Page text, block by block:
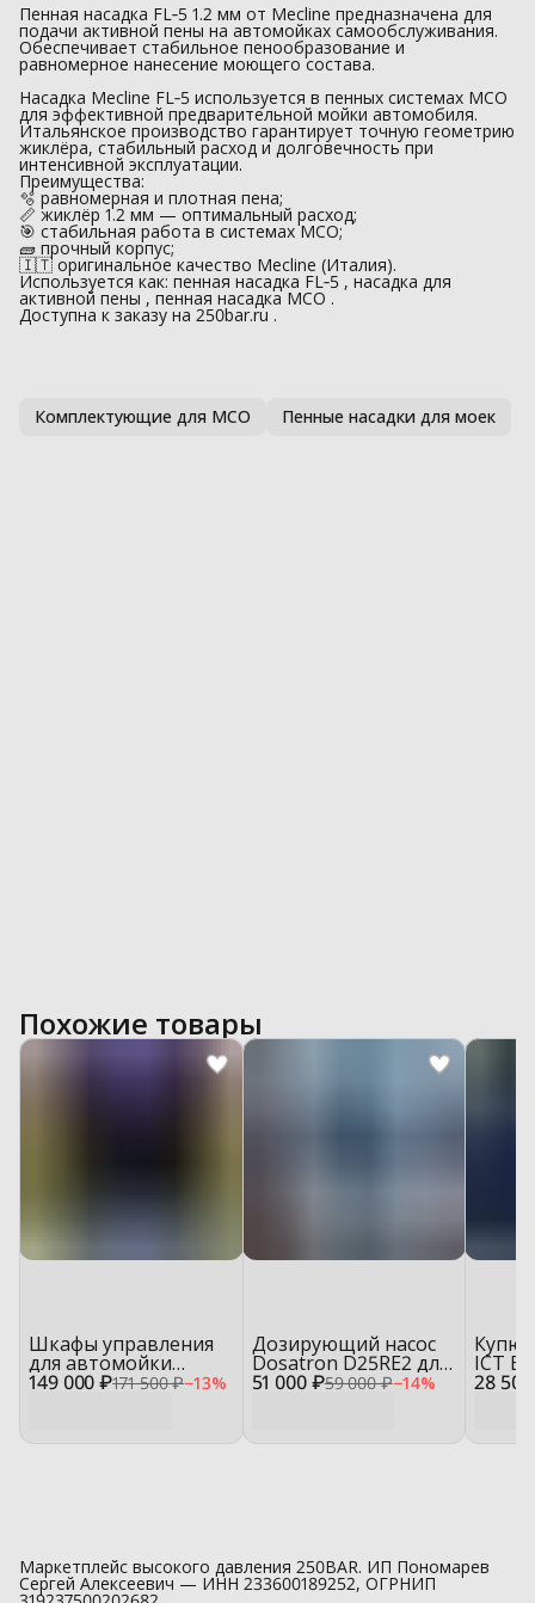
Пенная насадка FL‑5 1.2 мм от Mecline предназначена для
подачи активной пены на автомойках самообслуживания.
Обеспечивает стабильное пенообразование и
равномерное нанесение моющего состава.
Насадка Mecline FL‑5 используется в пенных системах МСО
для эффективной предварительной мойки автомобиля.
Итальянское производство гарантирует точную геометрию
жиклёра, стабильный расход и долговечность при
интенсивной эксплуатации.
Преимущества:
🫧 равномерная и плотная пена;
📏 жиклёр 1.2 мм — оптимальный расход;
🎯 стабильная работа в системах МСО;
🧱 прочный корпус;
🇮🇹 оригинальное качество Mecline (Италия).
Используется как: пенная насадка FL‑5 , насадка для
активной пены , пенная насадка МСО .
Доступна к заказу на 250bar.ru .
Комплектующие для МСО Пенные насадки для моек
Похожие товары
149 000 ₽171 500 ₽−13%
Шкафы управления
для автомойки
самообслуживания 51 000 ₽59 000 ₽−14%
Дозирующий насос
Dosatron D25RE2 для
автомойки 28
ICT
Маркетплейс высокого давления 250BAR. ИП Пономарев
Сергей Алексеевич — ИНН 233600189252, ОГРНИП